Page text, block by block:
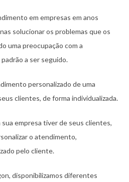
em empresas em anos
solucionar os problemas que os
uma preocupação com a
a ser seguido.
personalizado de uma
clientes, de forma individualizada.
empresa tiver de seus clientes,
o atendimento,
pelo cliente.
disponibilizamos diferentes